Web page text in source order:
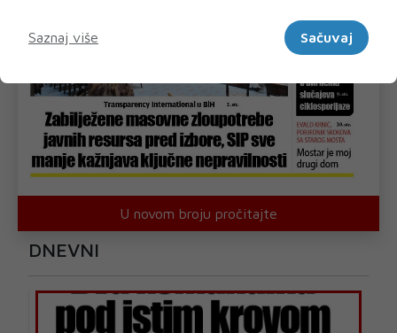
U novom broju pročitajte
DNEVNI
Saznaj više
Sačuvaj